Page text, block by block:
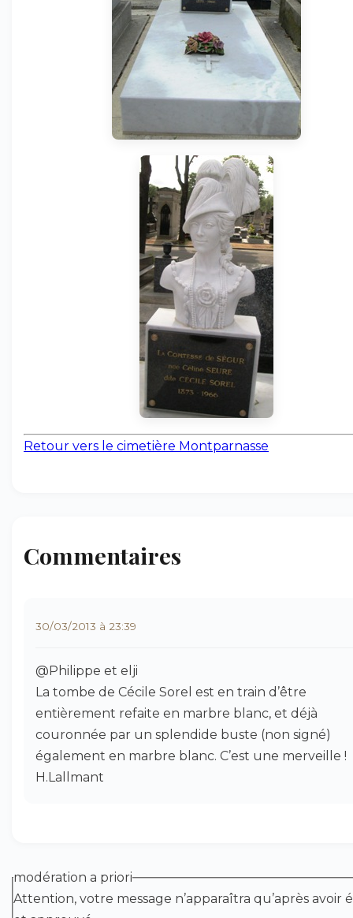
Retour vers le cimetière Montparnasse
Commentaires
30/03/2013 à 23:39
@Philippe et elji
La tombe de Cécile Sorel est en train d’être
entièrement refaite en marbre blanc, et déjà
couronnée par un splendide buste (non signé)
également en marbre blanc. C’est une merveille !
H.Lallmant
modération a priori
Attention, votre message n’apparaîtra qu’après avoir